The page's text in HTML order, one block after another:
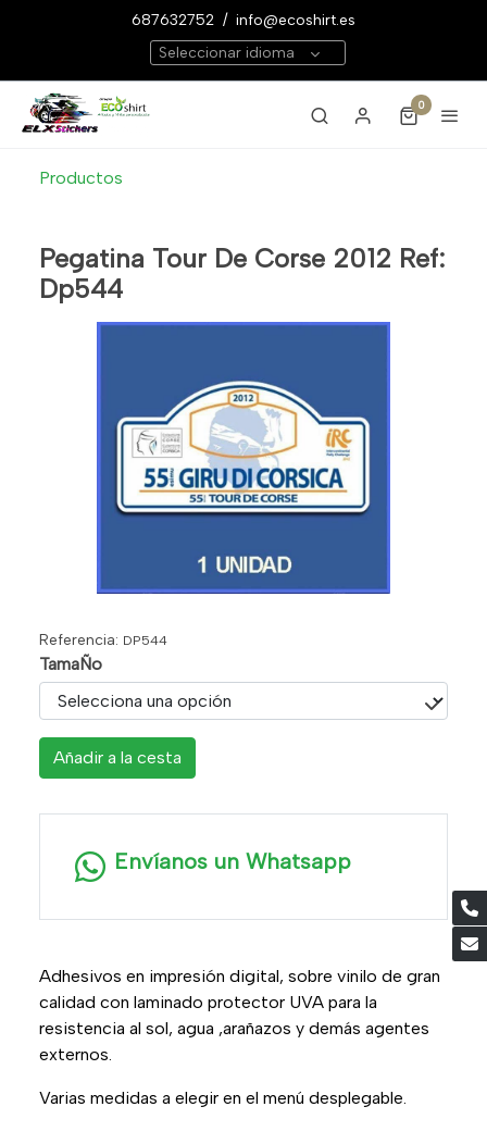
687632752 / info@ecoshirt.es
Seleccionar idioma
0
Productos
Pegatina Tour De Corse 2012 Ref:
Dp544
Referencia: DP544
TamaÑo
Añadir a la cesta
Envíanos un Whatsapp
Adhesivos en impresión digital, sobre vinilo de gran
calidad con laminado protector UVA para la
resistencia al sol, agua ,arañazos y demás agentes
externos.
Varias medidas a elegir en el menú desplegable.